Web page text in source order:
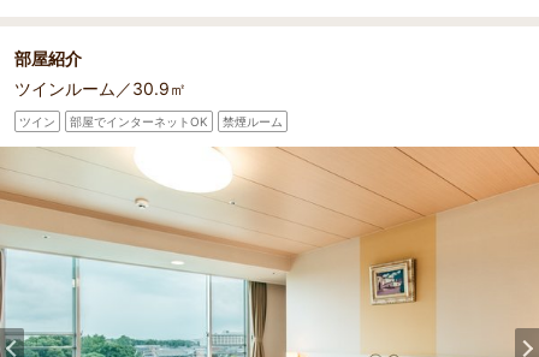
部屋紹介
ツインルーム／30.9㎡
ツイン 部屋でインターネットOK 禁煙ルーム